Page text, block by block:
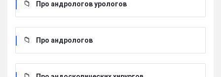
Про андрологов урологов
Про андрологов